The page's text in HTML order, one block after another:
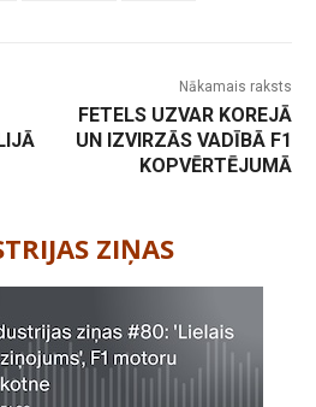
Nākamais raksts
FETELS UZVAR KOREJĀ
UN IZVIRZĀS VADĪBĀ F1
KOPVĒRTĒJUMĀ
ZIŅAS